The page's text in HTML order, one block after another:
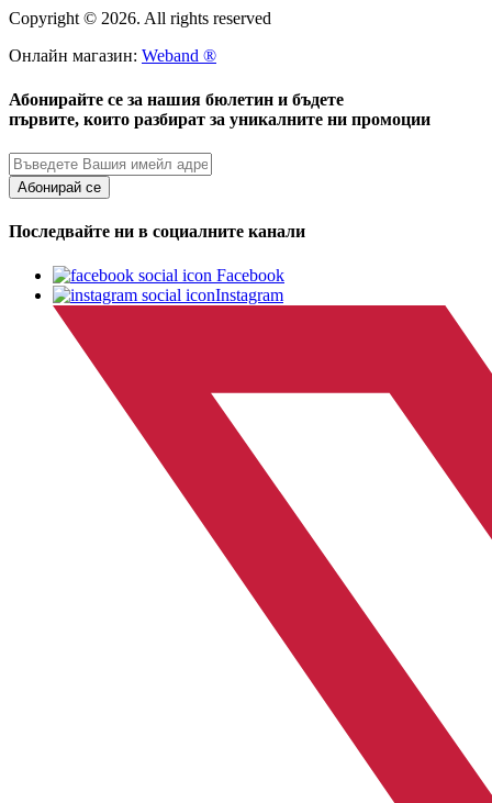
Copyright © 2026. All rights reserved
Онлайн магазин: Weband ®
Абонирайте се за нашия бюлетин и бъдете
първите, които разбират за уникалните ни промоции
Абонирай се
Последвайте ни в социалните канали
Facebook
Instagram